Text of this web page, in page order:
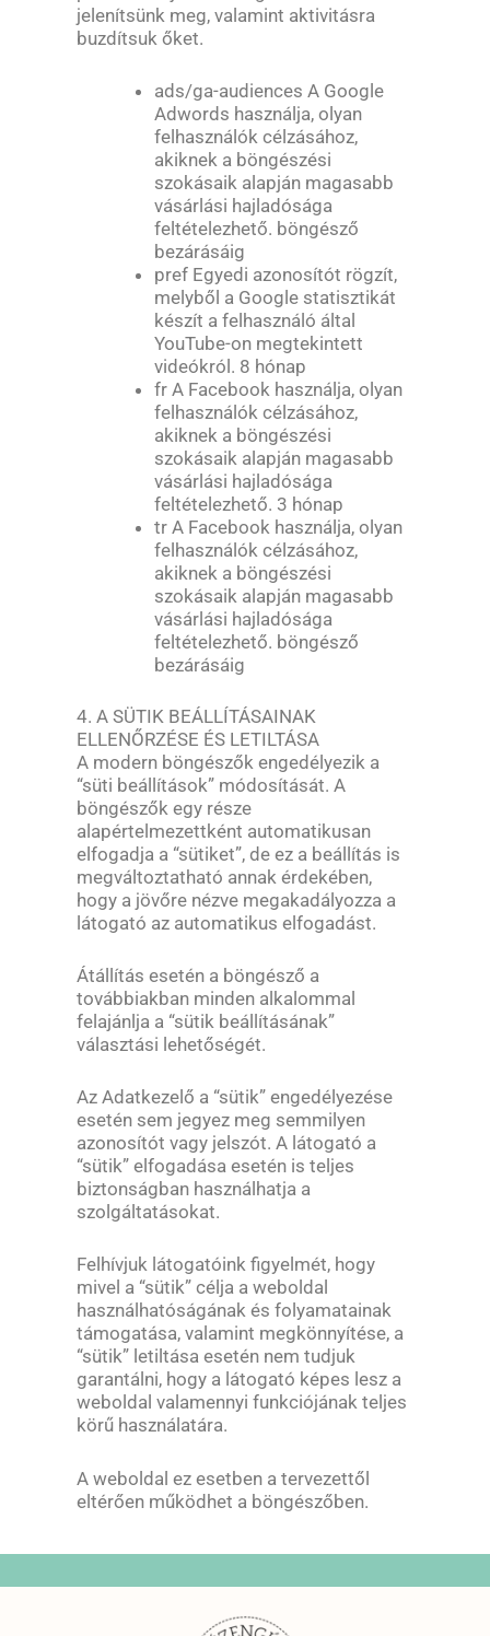
jelenítsünk meg, valamint aktivitásra
buzdítsuk őket.
ads/ga-audiences A Google
Adwords használja, olyan
felhasználók célzásához,
akiknek a böngészési
szokásaik alapján magasabb
vásárlási hajladósága
feltételezhető. böngésző
bezárásáig
pref Egyedi azonosítót rögzít,
melyből a Google statisztikát
készít a felhasználó által
YouTube-on megtekintett
videókról. 8 hónap
fr A Facebook használja, olyan
felhasználók célzásához,
akiknek a böngészési
szokásaik alapján magasabb
vásárlási hajladósága
feltételezhető. 3 hónap
tr A Facebook használja, olyan
felhasználók célzásához,
akiknek a böngészési
szokásaik alapján magasabb
vásárlási hajladósága
feltételezhető. böngésző
bezárásáig
4. A SÜTIK BEÁLLÍTÁSAINAK
ELLENŐRZÉSE ÉS LETILTÁSA
A modern böngészők engedélyezik a
“süti beállítások” módosítását. A
böngészők egy része
alapértelmezettként automatikusan
elfogadja a “sütiket”, de ez a beállítás is
megváltoztatható annak érdekében,
hogy a jövőre nézve megakadályozza a
látogató az automatikus elfogadást.
Átállítás esetén a böngésző a
továbbiakban minden alkalommal
felajánlja a “sütik beállításának”
választási lehetőségét.
Az Adatkezelő a “sütik” engedélyezése
esetén sem jegyez meg semmilyen
azonosítót vagy jelszót. A látogató a
“sütik” elfogadása esetén is teljes
biztonságban használhatja a
szolgáltatásokat.
Felhívjuk látogatóink figyelmét, hogy
mivel a “sütik” célja a weboldal
használhatóságának és folyamatainak
támogatása, valamint megkönnyítése, a
“sütik” letiltása esetén nem tudjuk
garantálni, hogy a látogató képes lesz a
weboldal valamennyi funkciójának teljes
körű használatára.
A weboldal ez esetben a tervezettől
eltérően működhet a böngészőben.